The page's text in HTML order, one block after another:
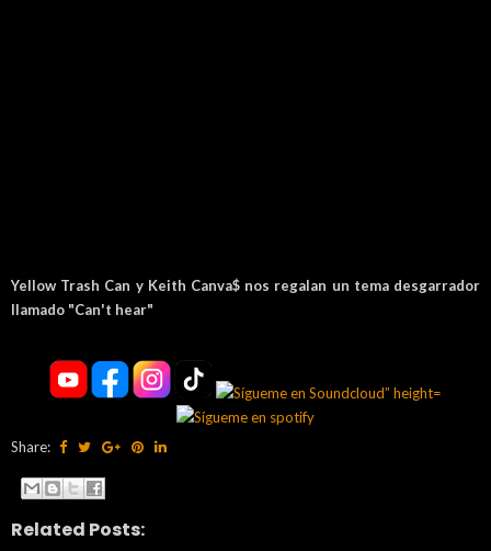
Yellow Trash Can y Keith Canva$ nos regalan un tema desgarrador
llamado "Can't hear"
Share:
Related Posts: